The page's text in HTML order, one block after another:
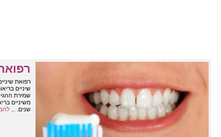
רפואת
שיניים
שמירת
משיניים
שנים. ...